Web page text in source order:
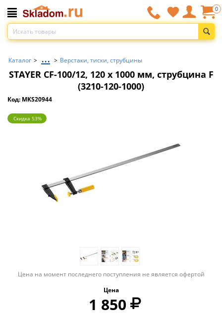
0
Каталог > ... > Верстаки, тиски, струбцины
STAYER CF-100/12, 120 х 1000 мм, струбцина F
(3210-120-1000)
Код: MKS20944
Скидка 53%
Цена на момент последнего поступления не является офертой
Цена
1 850